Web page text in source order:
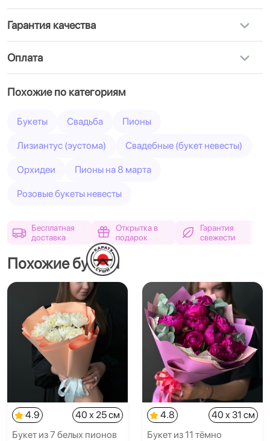
Гарантия качества
Оплата
Похожие по категориям
Букеты Свадьба Пионы
Лизиантус (эустома) Свадебные (букет невесты)
Орхидеи Пионы на 8 марта
Розовые букеты невесты
Бесплатная
доставка
Открытка в
подарок
Гарантия
свежести
Похожие букеты
4.9
40 x 25 см
Букет из 7 белых пионов
4.8
40 x 31 см
Букет из 11 тёмно